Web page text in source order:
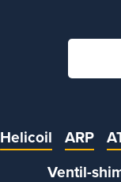
Helicoil ARP
Ventil-